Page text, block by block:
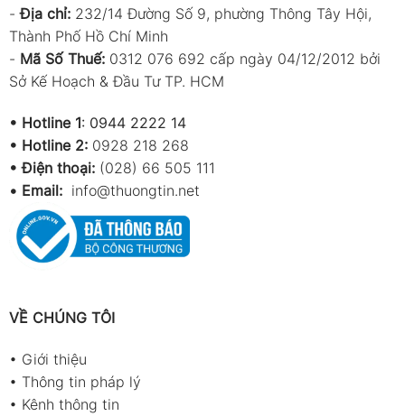
-Địa chỉ: 232/14 Đường Số 9, phường Thông Tây Hội,
Thành Phố Hồ Chí Minh
- Mã Số Thuế: 0312 076 692 cấp ngày 04/12/2012 bởi
Sở Kế Hoạch & Đầu Tư TP. HCM
• Hotline 1: 0944 2222 14
• Hotline 2: 0928 218 268
• Điện thoại: (028) 66 505 111
• Email: info@thuongtin.net
VỀ CHÚNG TÔI
• Giới thiệu
• Thông tin pháp lý
• Kênh thông tin